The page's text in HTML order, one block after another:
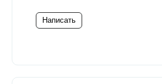
Написать